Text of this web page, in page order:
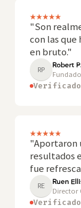
"Son
con las que
en bruto."
RP Robert
"Aportaron
resultados
fue
RE Ruen
Director